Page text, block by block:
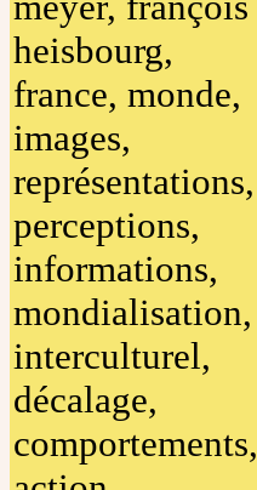
heisbourg,
france, monde,
images,
représentations,
perceptions,
informations,
mondialisation,
interculturel,
décalage,
comportements,